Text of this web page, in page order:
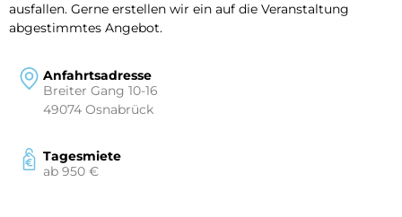
ausfallen. Gerne erstellen wir ein auf die Veranstaltung
abgestimmtes Angebot.
Anfahrtsadresse
Breiter Gang 10-16
49074 Osnabrück
Tagesmiete
ab 950 €